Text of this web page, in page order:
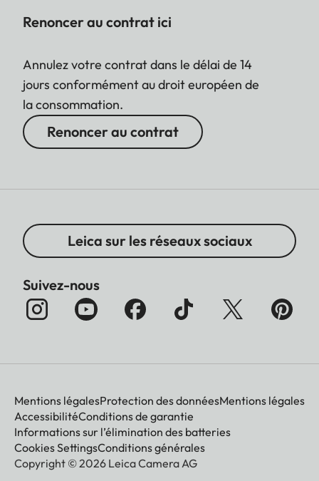
Renoncer au contrat ici
Annulez votre contrat dans le délai de 14
jours conformément au droit européen de
la consommation.
Renoncer au contrat
Leica sur les réseaux sociaux
Suivez-nous
Mentions légalesProtection des donnéesMentions légales
AccessibilitéConditions de garantie
Informations sur l’élimination des batteries
Cookies SettingsConditions générales
Copyright © 2026 Leica Camera AG